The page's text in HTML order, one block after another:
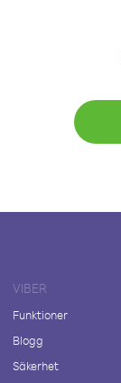
VIBER
Funktioner
Blogg
Säkerhet